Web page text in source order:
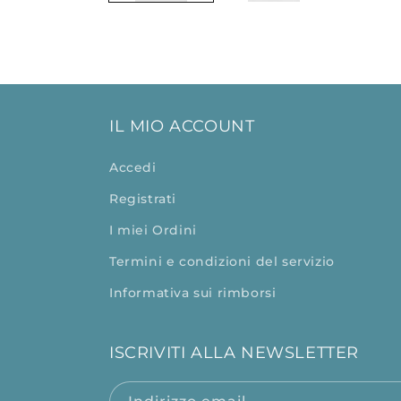
IL MIO ACCOUNT
Accedi
Registrati
I miei Ordini
Termini e condizioni del servizio
Informativa sui rimborsi
ISCRIVITI ALLA NEWSLETTER